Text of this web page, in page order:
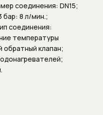
соединения: DN15;
бар: 8 л/мин.;
соединения:
температуры
обратный клапан;